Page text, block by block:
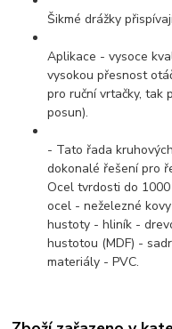
Šikmé drážky
Aplikace - vysoce
vysokou přesnost
pro ruční vrtačky, tak
posun).
- Tato řada
dokonalé řešení pro
Ocel tvrdosti do
ocel - neželezné
hustoty - hliník -
hustotou (MDF) -
materiály - PVC.